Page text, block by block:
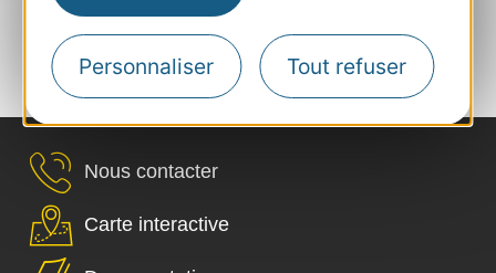
Personnaliser Tout refuser
... 4
20 35 ... 50 59 ›
Nous contacter
Carte interactive